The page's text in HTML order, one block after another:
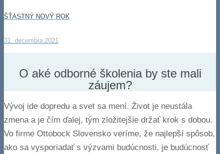
ŠŤASTNÝ NOVÝ ROK
31. decembra 2021
O aké odborné školenia by ste mali
záujem?
Vývoj ide dopredu a svet sa mení. Život je neustála
zmena a je čím ďalej, tým zložitejšie držať krok s dobou.
Vo firme Ottobock Slovensko veríme, že najlepší spôsob,
ako sa vysporiadať s výzvami budúcnosti, je budúcnosť